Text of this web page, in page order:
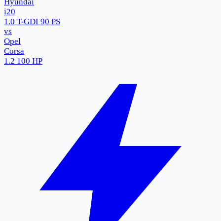
i20
1.0 T-GDI 90 PS
vs
Opel
Corsa
1.2 100 HP